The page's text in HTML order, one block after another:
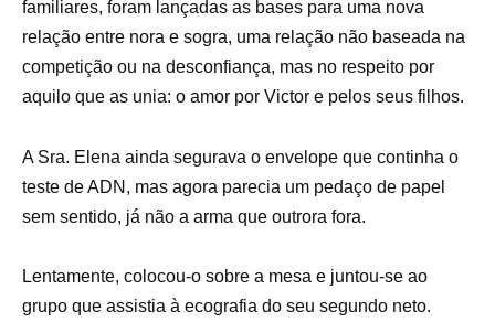
familiares, foram lançadas as bases para uma nova
relação entre nora e sogra, uma relação não baseada na
competição ou na desconfiança, mas no respeito por
aquilo que as unia: o amor por Victor e pelos seus filhos.
A Sra. Elena ainda segurava o envelope que continha o
teste de ADN, mas agora parecia um pedaço de papel
sem sentido, já não a arma que outrora fora.
Lentamente, colocou-o sobre a mesa e juntou-se ao
grupo que assistia à ecografia do seu segundo neto.